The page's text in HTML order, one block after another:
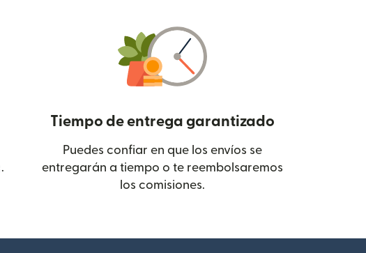
(se abre en una ventana nueva)
.
Tiempo de entrega garantizado
Puedes confiar en que los envíos se
entregarán a tiempo o te reembolsaremos
los comisiones.